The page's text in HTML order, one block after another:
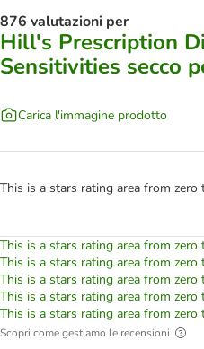
876 valutazioni per
Hill's Prescription
Sensitivities secco
Carica l'immagine prodotto
This is a stars rating area from zero
This is a stars rating area from zero
This is a stars rating area from zero
This is a stars rating area from zero
This is a stars rating area from zero
This is a stars rating area from zero
Scopri come gestiamo le recensioni